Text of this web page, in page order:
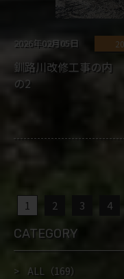
2026年02月05日
釧路川改修工事の内
の2
1 2 3 4
CATEGORY
ALL （169）